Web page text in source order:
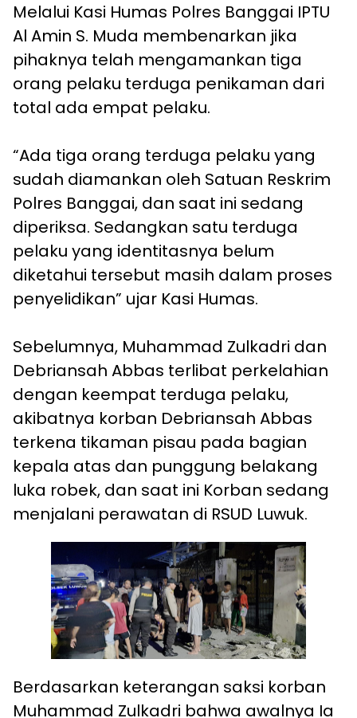
Melalui Kasi Humas Polres Banggai IPTU
Al Amin S. Muda membenarkan jika
pihaknya telah mengamankan tiga
orang pelaku terduga penikaman dari
total ada empat pelaku.
“Ada tiga orang terduga pelaku yang
sudah diamankan oleh Satuan Reskrim
Polres Banggai, dan saat ini sedang
diperiksa. Sedangkan satu terduga
pelaku yang identitasnya belum
diketahui tersebut masih dalam proses
penyelidikan” ujar Kasi Humas.
Sebelumnya, Muhammad Zulkadri dan
Debriansah Abbas terlibat perkelahian
dengan keempat terduga pelaku,
akibatnya korban Debriansah Abbas
terkena tikaman pisau pada bagian
kepala atas dan punggung belakang
luka robek, dan saat ini Korban sedang
menjalani perawatan di RSUD Luwuk.
Berdasarkan keterangan saksi korban
Muhammad Zulkadri bahwa awalnya Ia